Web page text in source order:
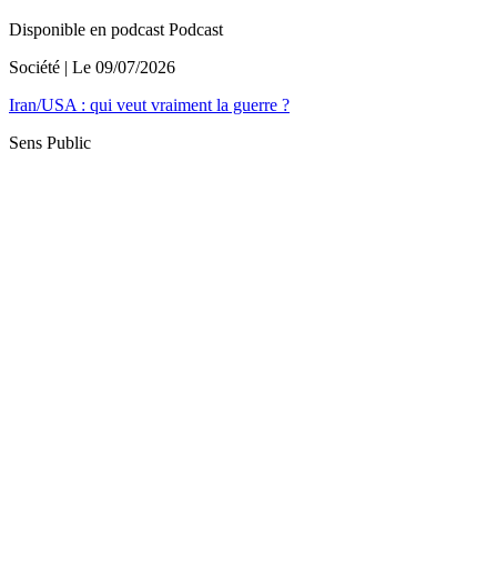
Disponible en podcast Podcast
Société | Le 09/07/2026
Iran/USA : qui veut vraiment la guerre ?
Sens Public